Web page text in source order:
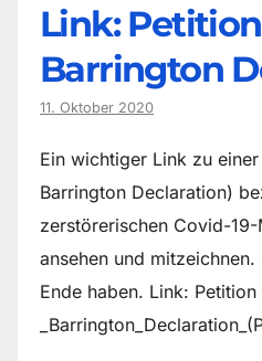
Link:
Barrington
11. Oktober 2020
Ein wichtiger Link zu
Barrington Declaration)
zerstörerischen Covid-
ansehen und
Ende haben. Link: Petition